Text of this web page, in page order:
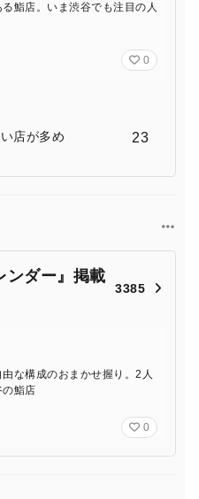
鮨店。いま渋谷でも注目の人
0
店が多め 23
ンダー』掲載
3385
な構成のおまかせ握り。2人
鮨店
0